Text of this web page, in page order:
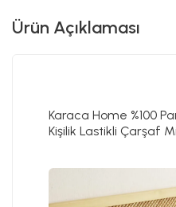
Ürün Açıklaması
Karaca Home %100
Kişilik Lastikli Çarşaf